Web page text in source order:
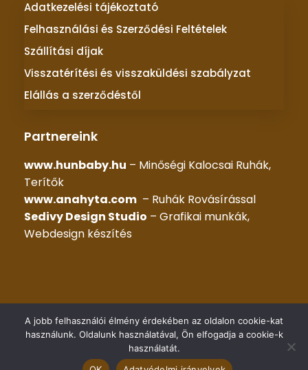
Adatkezelési tájékoztató
Felhasználási és Szerződési Feltételek
Szállítási díjak
Visszatérítési és visszaküldési szabályzat
Elállás a szerződéstől
Partnereink
www.hunbaby.hu – Minőségi Kalocsai Ruhák,
Terítők
www.anahyta.com – Ruhák Rovásírással
Sedivy Design Studio – Grafikai munkák,
Webdesign készítés
© 2025 –KALOCSAI RUHÁK– Minden jog fenntartva |
Készítette::HG WEB Kft.
A jobb felhasználói élmény érdekében az oldalon cookie-kat
használunk. Oldalunk használatával, Ön elfogadja a cookie-k
használatát.